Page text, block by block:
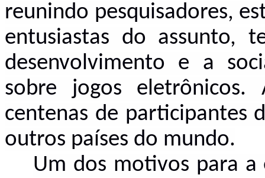
reunindo pesquisadores,
entusiastas do assunto,
desenvolvimento e a
sobre jogos
centenas de participantes
outros países do mundo.
Um dos motivos para a